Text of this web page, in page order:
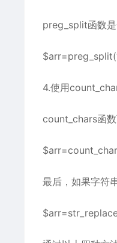
preg_split函数
4.使用
count_chars函
最后，如果字符